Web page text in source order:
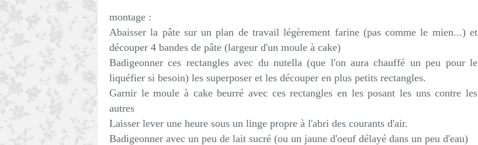
montage :
Abaisser la pâte sur un plan de travail légèrement farine (pas comme le mien...) et
découper 4 bandes de pâte (largeur d'un moule à cake)
Badigeonner ces rectangles avec du nutella (que l'on aura chauffé un peu pour le
liquéfier si besoin) les superposer et les découper en plus petits rectangles.
Garnir le moule à cake beurré avec ces rectangles en les posant les uns contre les
autres
Laisser lever une heure sous un linge propre à l'abri des courants d'air.
Badigeonner avec un peu de lait sucré (ou un jaune d'oeuf délayé dans un peu d'eau)